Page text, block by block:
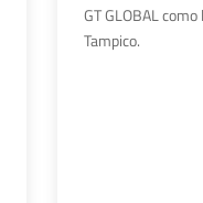
GT GLOBAL
Tampico.